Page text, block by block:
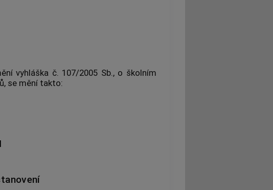
vyhláška č. 107/2005 Sb., o školním
se mění takto: